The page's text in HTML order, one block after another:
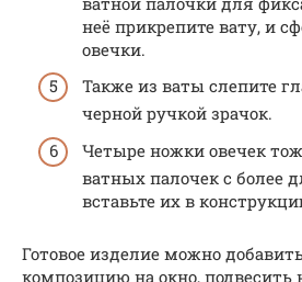
неё прикрепите вату, и
овечки.
Также из ваты слепите
черной ручкой зрачок.
Четыре ножки овечек
ватных палочек с более
вставьте их в
Готовое изделие можно
композицию на окно, подвесить